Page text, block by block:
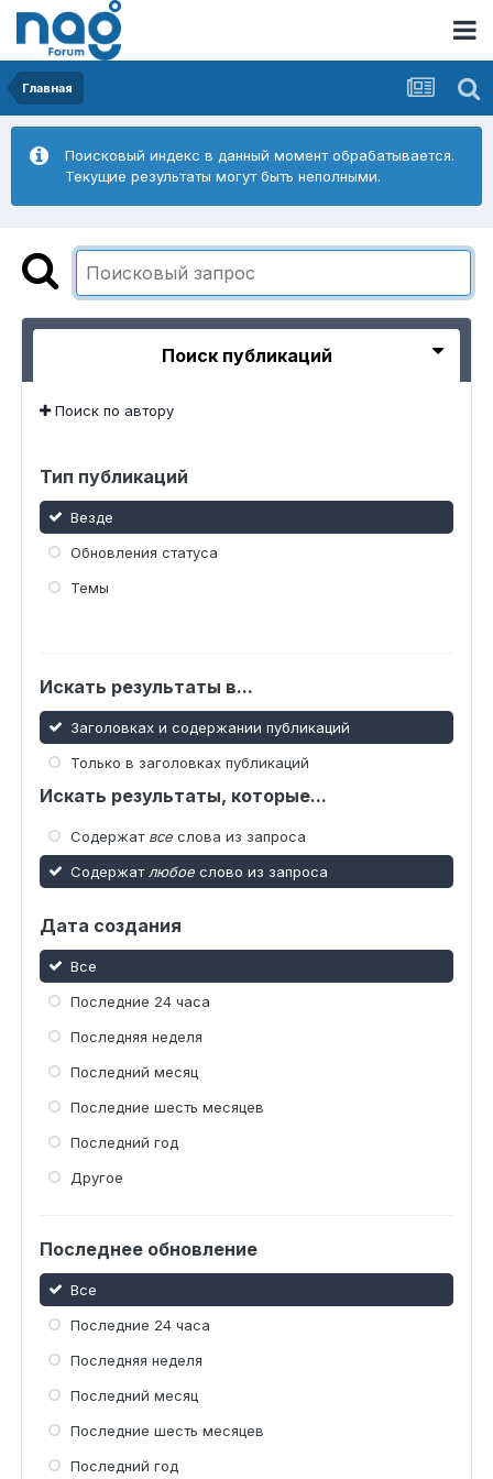
Главная
Поисковый индекс в данный момент обрабатывается.
Текущие результаты могут быть неполными.
Поиск публикаций
Поиск по автору
Тип публикаций
Везде
Обновления статуса
Темы
Искать результаты в...
Заголовках и содержании публикаций
Только в заголовках публикаций
Искать результаты, которые...
Содержат все слова из запроса
Содержат любое слово из запроса
Дата создания
Все
Последние 24 часа
Последняя неделя
Последний месяц
Последние шесть месяцев
Последний год
Другое
Последнее обновление
Все
Последние 24 часа
Последняя неделя
Последний месяц
Последние шесть месяцев
Последний год